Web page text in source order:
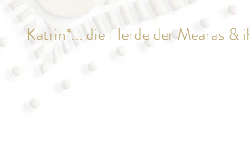
Katrin*... die Herde der Mearas &